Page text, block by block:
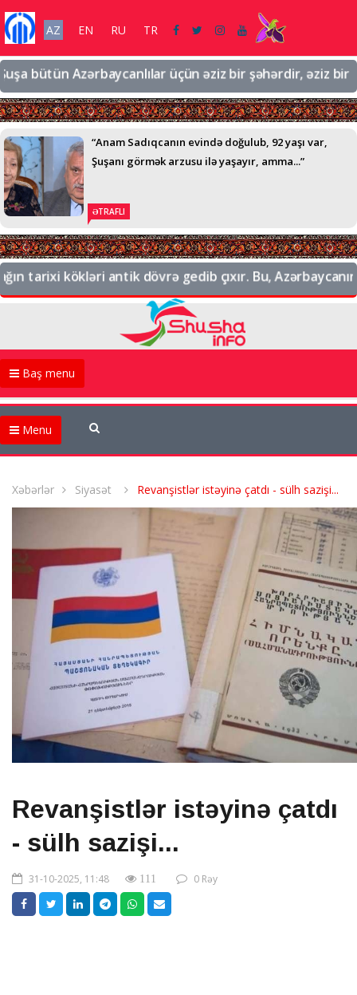
AZ EN RU TR
Azərbaycanlılar üçün əziz bir şəhərdir, əziz bir
“Anam Sadıqcanın evində doğulub, 92 yaşı var,
Şuşanı görmək arzusu ilə yaşayır, amma...”
ƏTRAFLI
kökləri antik dövrə gedib çıxır. Bu, Azərbaycanın
Baş menu
Menu
Xəbərlər Siyasət Revanşistlər istəyinə çatdı - sülh sazişi...
Revanşistlər istəyinə çatdı
- sülh sazişi...
31-10-2025, 11:48 111 0 Rəy